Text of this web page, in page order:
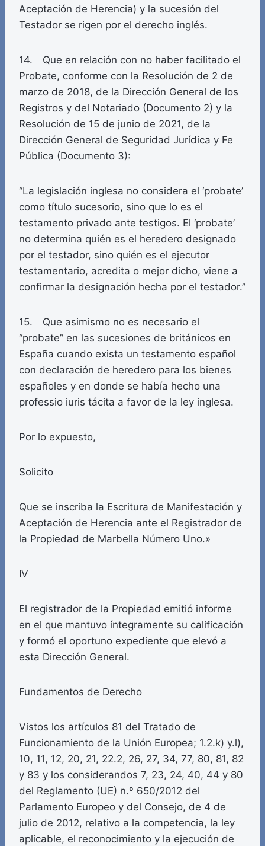
Aceptación de Herencia) y la sucesión del
Testador se rigen por el derecho inglés.
14. Que en relación con no haber facilitado el
Probate, conforme con la Resolución de 2 de
marzo de 2018, de la Dirección General de los
Registros y del Notariado (Documento 2) y la
Resolución de 15 de junio de 2021, de la
Dirección General de Seguridad Jurídica y Fe
Pública (Documento 3):
“La legislación inglesa no considera el ‘probate’
como título sucesorio, sino que lo es el
testamento privado ante testigos. El ‘probate’
no determina quién es el heredero designado
por el testador, sino quién es el ejecutor
testamentario, acredita o mejor dicho, viene a
confirmar la designación hecha por el testador.”
15. Que asimismo no es necesario el
“probate” en las sucesiones de británicos en
España cuando exista un testamento español
con declaración de heredero para los bienes
españoles y en donde se había hecho una
professio iuris tácita a favor de la ley inglesa.
Por lo expuesto,
Solicito
Que se inscriba la Escritura de Manifestación y
Aceptación de Herencia ante el Registrador de
la Propiedad de Marbella Número Uno.»
IV
El registrador de la Propiedad emitió informe
en el que mantuvo íntegramente su calificación
y formó el oportuno expediente que elevó a
esta Dirección General.
Fundamentos de Derecho
Vistos los artículos 81 del Tratado de
Funcionamiento de la Unión Europea; 1.2.k) y.l),
10, 11, 12, 20, 21, 22.2, 26, 27, 34, 77, 80, 81, 82
y 83 y los considerandos 7, 23, 24, 40, 44 y 80
del Reglamento (UE) n.º 650/2012 del
Parlamento Europeo y del Consejo, de 4 de
julio de 2012, relativo a la competencia, la ley
aplicable, el reconocimiento y la ejecución de